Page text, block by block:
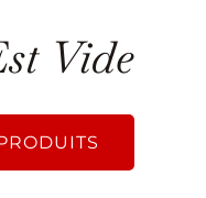
Vide